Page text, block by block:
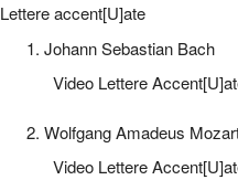
Lettere accent[U]ate
1. Johann Sebastian Bach
Video Lettere
2. Wolfgang Amadeus
Video Lettere